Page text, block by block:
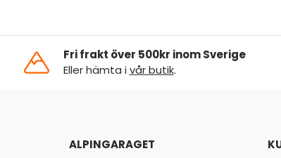
Fri frakt över 500kr inom Sverige
Eller hämta ivår butik.
ALPINGARAGET